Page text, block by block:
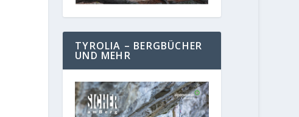
TYROLIA – BERGBÜCHER
UND MEHR